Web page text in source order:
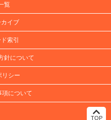
覧
カイブ
索引
針について
リシー
項について
TOP